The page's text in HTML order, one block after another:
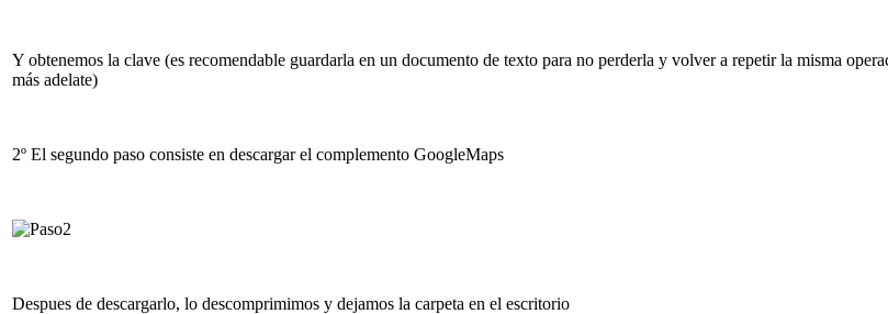
Y obtenemos la clave (es recomendable guardarla en un documento de texto para no perderla y volver a repetir la misma
más adelate)
2º El segundo paso consiste en descargar el complemento GoogleMaps
Despues de descargarlo, lo descomprimimos y dejamos la carpeta en el escritorio